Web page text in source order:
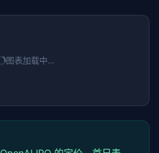
图表加载中…